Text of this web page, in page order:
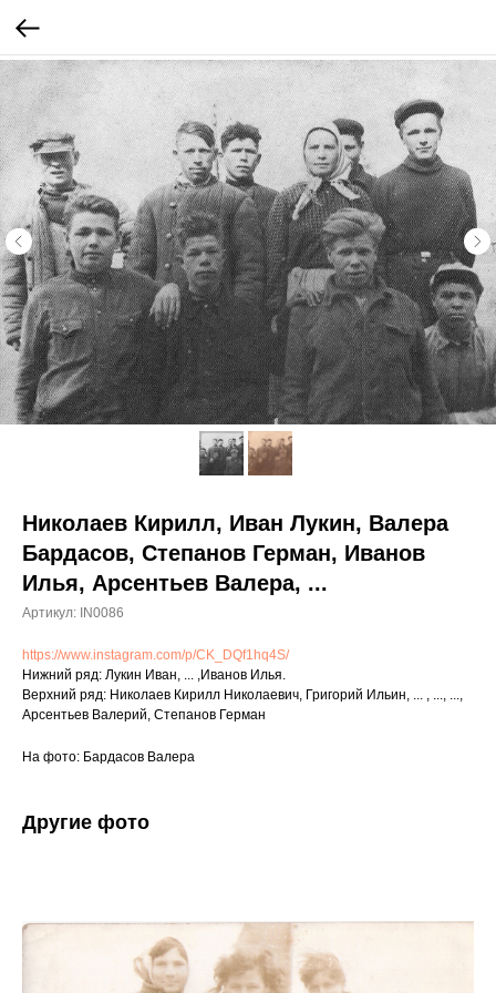
Николаев Кирилл, Иван Лукин, Валера
Бардасов, Степанов Герман, Иванов
Илья, Арсентьев Валера, ...
Артикул: IN0086
https://www.instagram.com/p/CK_DQf1hq4S/
Нижний ряд: Лукин Иван, ... ,Иванов Илья.
Верхний ряд: Николаев Кирилл Николаевич, Григорий Ильин, ... , ..., ...,
Арсентьев Валерий, Степанов Герман
На фото: Бардасов Валера
Другие фото